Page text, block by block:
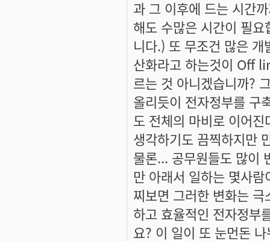
과 그 이후에 드는 시간
해도 수많은 시간이 필
니다.) 또 무조건 많은
산화라고 하는것이 Off
르는 것 아니겠습니까?
올리듯이 전자정부를 구
도 전체의 마비로 이어
생각하기도 끔찍하지만
물론... 공무원들도 많이
만 아래서 일하는 몇사
찌보면 그러한 변화는
하고 효율적인 전자정부
요? 이 일이 또 눈먼돈